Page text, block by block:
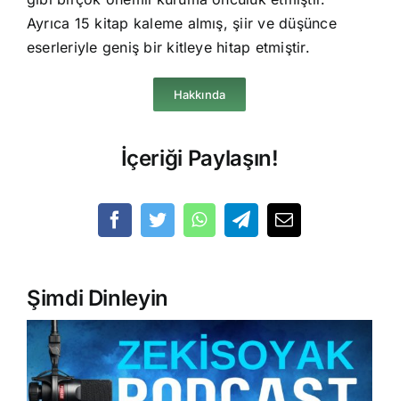
Ayrıca 15 kitap kaleme almış, şiir ve düşünce
eserleriyle geniş bir kitleye hitap etmiştir.
Hakkında
İçeriği Paylaşın!
Şimdi Dinleyin